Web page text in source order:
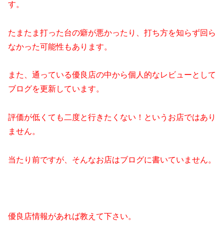
す。
たまたま打った台の癖が悪かったり、打ち方を知らず回ら
なかった可能性もあります。
また、通っている優良店の中から個人的なレビューとして
ブログを更新しています。
評価が低くても二度と行きたくない！というお店ではあり
ません。
当たり前ですが、そんなお店はブログに書いていません。
優良店情報があれば教えて下さい。